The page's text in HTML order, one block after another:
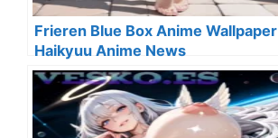
Frieren Blue Box Anime Wallpaper
Haikyuu Anime News